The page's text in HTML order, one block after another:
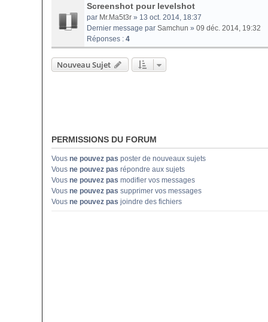
Screenshot pour levelshot
par Mr.Ma5t3r » 13 oct. 2014, 18:37
Dernier message par Samchun » 09 déc. 2014, 19:32
Réponses : 4
Nouveau Sujet
PERMISSIONS DU FORUM
Vous ne pouvez pas poster de nouveaux sujets
Vous ne pouvez pas répondre aux sujets
Vous ne pouvez pas modifier vos messages
Vous ne pouvez pas supprimer vos messages
Vous ne pouvez pas joindre des fichiers